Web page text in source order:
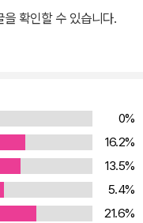
확인할 수 있습니다.
0%
16.2%
13.5%
5.4%
21.6%